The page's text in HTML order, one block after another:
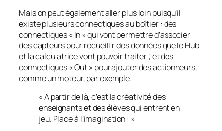
Mais on peut également aller plus loin puisqu’il
existe plusieurs connectiques au boîtier : des
connectiques « In » qui vont permettre d’associer
des capteurs pour recueillir des données que le Hub
et la calculatrice vont pouvoir traiter ; et des
connectiques « Out » pour ajouter des actionneurs,
comme un moteur, par exemple.
« A partir de là, c’est la créativité des
enseignants et des élèves qui entrent en
jeu. Place à l’imagination ! »